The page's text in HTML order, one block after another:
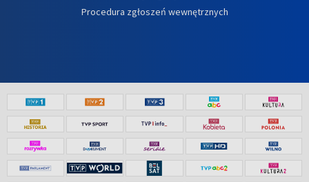
Procedura zgłoszeń wewnętrznych